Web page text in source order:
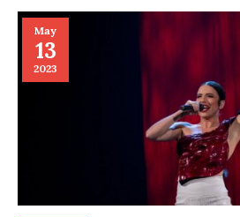
May
13
2023